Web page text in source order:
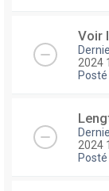
Voir
2024
2024